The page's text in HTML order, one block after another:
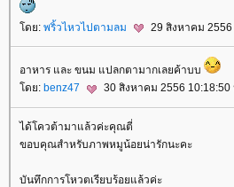
ดย: พริ้วไหวไปตามลม 29 สิงหาคม
อาหาร และ ขนม แปลกตามากเลยค้าบบ
ดย: benz47 30 สิงหาคม 2556 10:18:50
ได้โควต้ามาแล้วค่ะคุณตี่
ขอบคุณสำหรับภาพหมูน้อยน่ารักนะคะ
บันทึกการโหวตเรียบร้อยแล้วค่ะ